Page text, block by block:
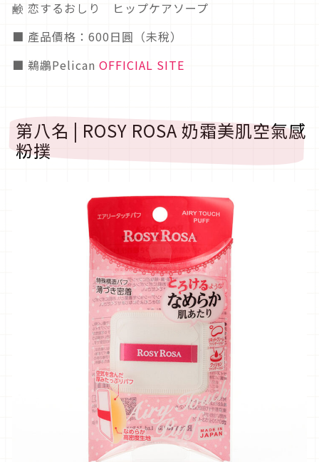
鹸 恋するおしり ヒップケアソープ
■ 產品價格：600日圓（未稅）
■ 鵜鶘Pelican OFFICIAL SITE
第八名 | ROSY ROSA 奶霜美肌空氣感
粉撲